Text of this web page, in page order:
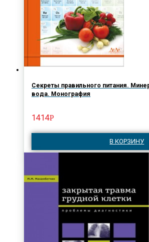
Секреты правильного питания.
вода. Монография
1414Р
В КОРЗИНУ